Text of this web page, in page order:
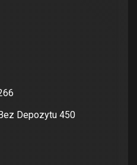
Depozytu 450